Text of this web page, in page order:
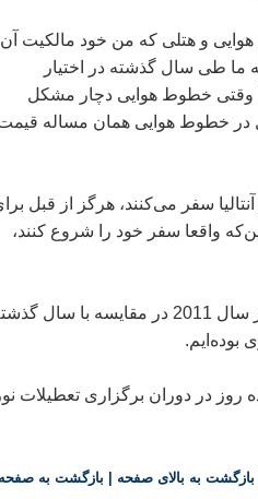
و هتلی كه من خود مالكیت آن
ما طی سال گذشته در اختیار
وقتی خطوط هوایی دچار مشكل
در خطوط هوایی همان مساله
سفر می‌كنند، هرگز از قبل
واقعا سفر خود را شروع كنند،
به گفته وی و براساس تعداد ثبت‌نام‌های انجام شده در سال 2011 در مقایسه با سال
روز در دوران برگزاری تعطیلات
بازگشت به بالای صفحه بازگشت به